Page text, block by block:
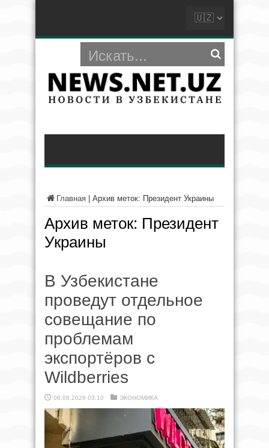
Главная Архив меток: Президент Украины
Архив меток: Президент
Украины
В Узбекистане
проведут отдельное
совещание по
проблемам
экспортёров с
Wildberries
06.08.2026 03:10 ЭКОНОМИКА